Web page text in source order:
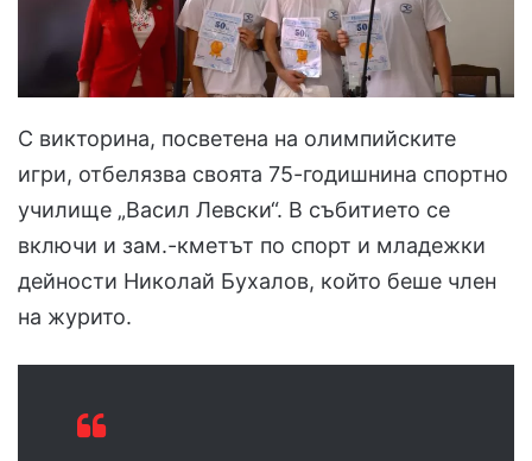
С викторина, посветена на олимпийските
игри, отбелязва своята 75-годишнина спортно
училище „Васил Левски“. В събитието се
включи и зам.-кметът по спорт и младежки
дейности Николай Бухалов, който беше член
на журито.